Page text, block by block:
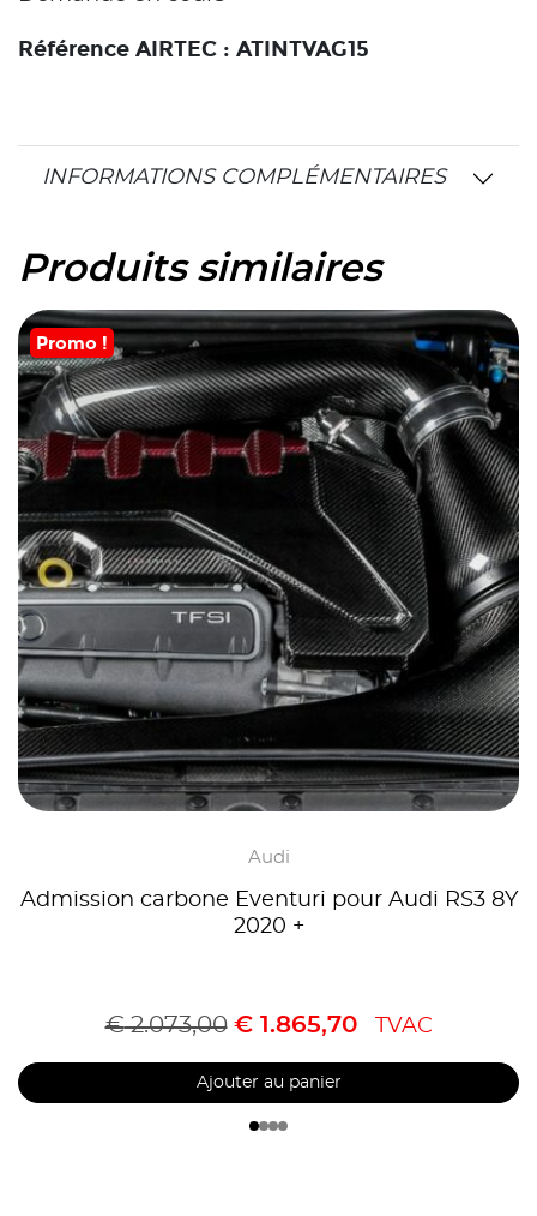
Référence AIRTEC : ATINTVAG15
INFORMATIONS COMPLÉMENTAIRES
Produits similaires
Promo !
Audi
Admission carbone Eventuri pour Audi RS3 8Y
2020 +
€2.073,00 €1.865,70 TVAC
Ajouter au panier